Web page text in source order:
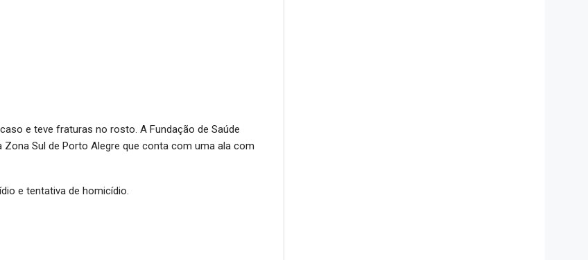
e teve fraturas no rosto. A Fundação de Saúde
Sul de Porto Alegre que conta com uma ala com
e tentativa de homicídio.